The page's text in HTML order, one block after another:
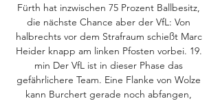
Fürth hat inzwischen 75 Prozent Ballbesitz,
die nächste Chance aber der VfL: Von
halbrechts vor dem Strafraum schießt Marc
Heider knapp am linken Pfosten vorbei. 19.
min Der VfL ist in dieser Phase das
gefährlichere Team. Eine Flanke von Wolze
kann Burchert gerade noch abfangen,